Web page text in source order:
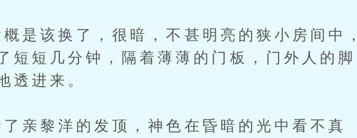
是该换了，很暗，不甚明亮的狭小房间中，
短短几分钟，隔着薄薄的门板，门外人的脚
透进来。
亲黎洋的发顶，神色在昏暗的光中看不真